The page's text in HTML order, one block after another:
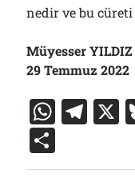
nedir ve bu cüreti
Müyesser YILDIZ
29 Temmuz 2022
W
at
T
e
h